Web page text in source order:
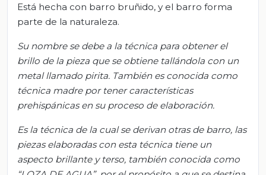
Está hecha con barro bruñido, y el barro forma
parte de la naturaleza.
Su nombre se debe a la técnica para obtener el
brillo de la pieza que se obtiene tallándola con un
metal llamado pirita. También es conocida como
técnica madre por tener características
prehispánicas en su proceso de elaboración.
Es la técnica de la cual se derivan otras de barro, las
piezas elaboradas con esta técnica tiene un
aspecto brillante y terso, también conocida como